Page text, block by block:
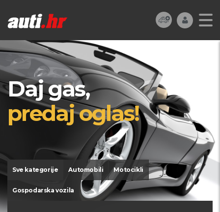
Daj gas,
predaj oglas!
Sve kategorije Automobili Motocikli
Gospodarska vozila